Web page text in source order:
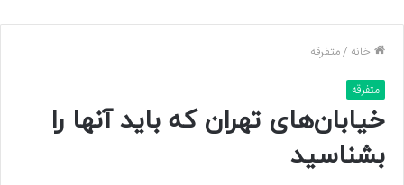
خانه /متفرقه
متفرقه
خیابان‌های تهران که باید آنها را
بشناسید